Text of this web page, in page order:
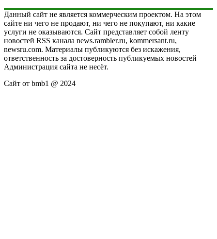
Данный сайт не является коммерческим проектом. На этом
сайте ни чего не продают, ни чего не покупают, ни какие
услуги не оказываются. Сайт представляет собой ленту
новостей RSS канала news.rambler.ru, kommersant.ru,
newsru.com. Материалы публикуются без искажения,
ответственность за достоверность публикуемых новостей
Администрация сайта не несёт.
Сайт от bmb1 @ 2024